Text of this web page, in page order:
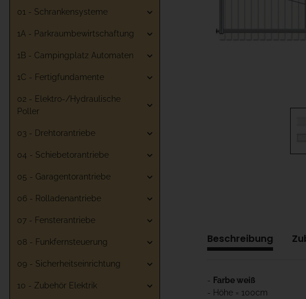
Beschreibung
- Farbe weiß
- Höhe = 100cm
01 - Schrankensysteme
1A - Parkraumbewirtschaftung
1B - Campingplatz Automaten
1C - Fertigfundamente
02 - Elektro-/Hydraulische
Poller
03 - Drehtorantriebe
04 - Schiebetorantriebe
05 - Garagentorantriebe
06 - Rolladenantriebe
07 - Fensterantriebe
08 - Funkfernsteuerung
09 - Sicherheitseinrichtung
10 - Zubehör Elektrik